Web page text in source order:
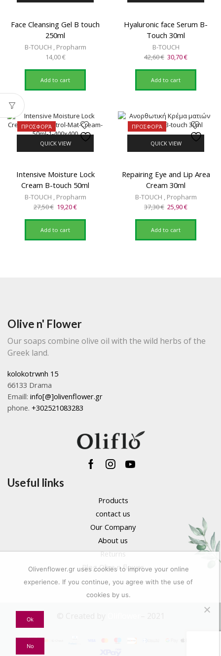
Face Cleansing Gel B touch
250ml
B-TOUCH , Propharm
14,00€
Add to cart
Hyaluronic face Serum B-
Touch 30ml
B-TOUCH
42,60€ Original
42,60 €.
30,70€Current
Add to cart
ΠΡΟΣΦΟΡΆ
QUICK VIEW
Intensive Moisture Lock
Cream B-touch 50ml
B-TOUCH , Propharm
27,50€ Original
27,50 €.
19,20€Current
Add to cart
ΠΡΟΣΦΟΡΆ
QUICK VIEW
Repairing Eye and Lip Area
Cream 30ml
B-TOUCH , Propharm
37,30€ Original
37,30 €.
25,90€Current
Add to cart
Olive n' Flower
Our soaps combine olive oil with the wild herbs of the
Greek land.
kolokotrwnh 15
66133 Drama
Emaill: info[@]olivenflower.gr
phone. +302521083283
Facebook
Instagram
Youtube
Useful links
Products
contact us
Our Company
About us
Returns
Blog Olive n flower
Olivenflower.gr uses cookies to improve your online
experience. If you continue, you agree with the use of
cookies by us.
Ok
No